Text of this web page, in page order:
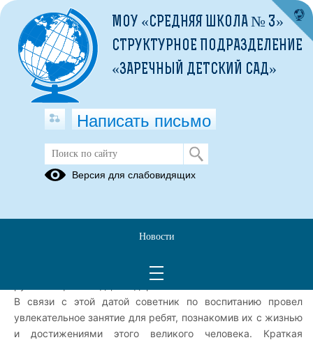
280 лет со дня рождения
выдающегося русского флотоводца
отмечаем 280 лет со дня рождения выдающегося
В связи с этой датой советник по воспитанию провел
увлекательное занятие для ребят, познакомив их с жизнью
и достижениями этого великого человека. Краткая
МОУ «СРЕДНЯЯ ШКОЛА № 3»
СТРУКТУРНОЕ ПОДРАЗДЕЛЕНИЕ
«ЗАРЕЧНЫЙ ДЕТСКИЙ САД»
Написать письмо
Версия для слабовидящих
Новости